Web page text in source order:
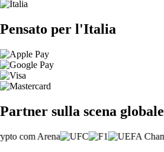
Pensato per l'Italia
Partner sulla scena globale